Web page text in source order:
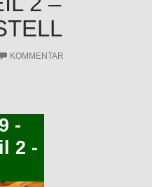
KOMMENTAR
-
2 -